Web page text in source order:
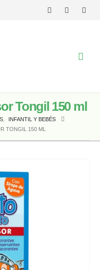
Tongil 150 ml
,
INFANTIL Y BEBÉS
TONGIL 150 ML